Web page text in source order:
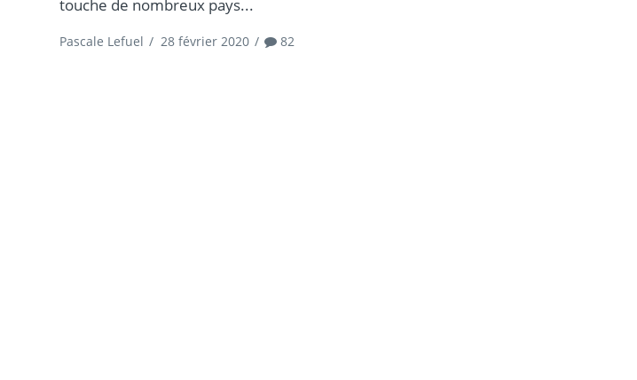
touche de nombreux pays...
Pascale Lefuel / 28 février 2020 / 82